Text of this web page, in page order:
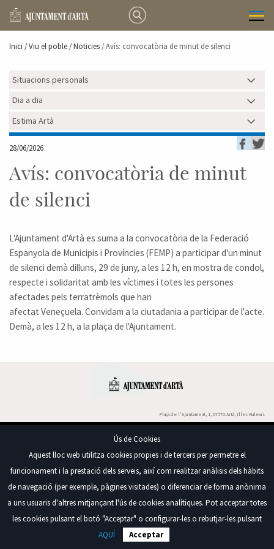
Ús de Cookies
Aquest lloc web utilitza cookies propies i de tercers per permetre el
funcionament i la prestació dels serveis, així com realitzar anàlisis dels hàbits
de navegació (per exemple, pàgines visitades) o diferenciar de forma anònima
a uns usuaris d'altres mitjançant l'ús de cookies analítiques. Pot acceptar totes
les cookies pulsant el botó "Acceptar" o configurar-les o rebutjar-les pulsant
AQUÍ
Acceptar
Inici /Viu el poble / Noticies / Avís: convocatòria de minut de silenci
Situacions personals
Dia a dia
Estima Artà
28/06/2026
Avís: convocatòria de minut
de silenci
L'Ajuntament d'Artà es suma a la convocatòria de la Federació
Espanyola de Municipis i Províncies (FEMP) a participar d'un minut
de silenci demà dilluns, 29 de juny, a les 12 h, en mostra de condol,
respecte i solidaritat amb les víctimes i totes les persones
afectades pels terratrèmols que han
afectat Veneçuela. Convidam a la ciutadania a participar de l'acte.
Demà, a les 12 h, a la plaça de l'Ajuntament.
Plaça de l'Ajuntament, 1, 07570 Artà, Illes Balears
drets reservats